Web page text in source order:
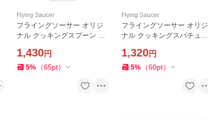
Flying Saucer
フライングソーサー オリジ
ナル クッキングスプーン 日
スプーン とりわけスプーン
お玉【レビュー投稿でクーポ
1,430円
5% （65pt）
Flying Saucer
フライングソーサー オリジ
ナル クッキングスパチュラ
体成型 【レビュー投稿で商
品価格(税抜)10%分のクーポ
1,320円
5% （60pt）